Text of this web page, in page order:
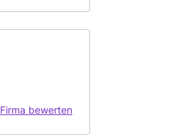
Firma bewerten